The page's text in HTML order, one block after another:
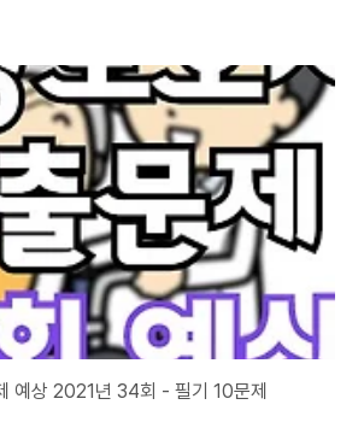
는 걸 추천할게요. 34회, 35회 요양보호사 기출 문
있습니다. [35회 홀수형 정답] 35회 요양보호사
출문제 답안 2021년 5월 15일 치러진 35회 요양
다. 기출문제는 필기 35문제 홀수형 답안이며, 전체
는 건 저작권법 위반이므로 짧게 요약해..
예상 2021년 34회 - 필기 10문제